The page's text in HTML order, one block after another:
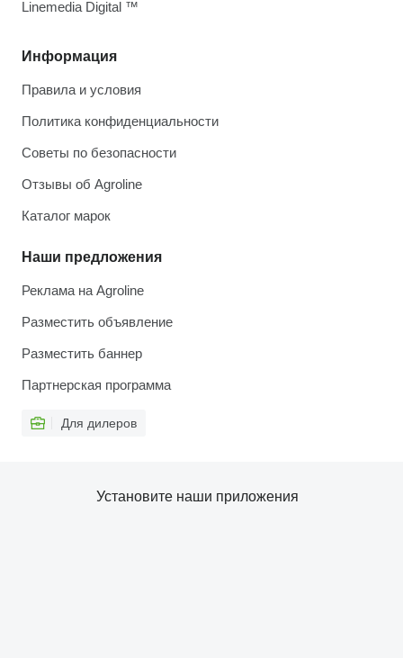
Информация
Правила и условия
Политика конфиденциальности
Советы по безопасности
Отзывы об Agroline
Каталог марок
Наши предложения
Реклама на Agroline
Разместить объявление
Разместить баннер
Партнерская программа
Для дилеров
Linemedia Digital ™
Установите наши приложения